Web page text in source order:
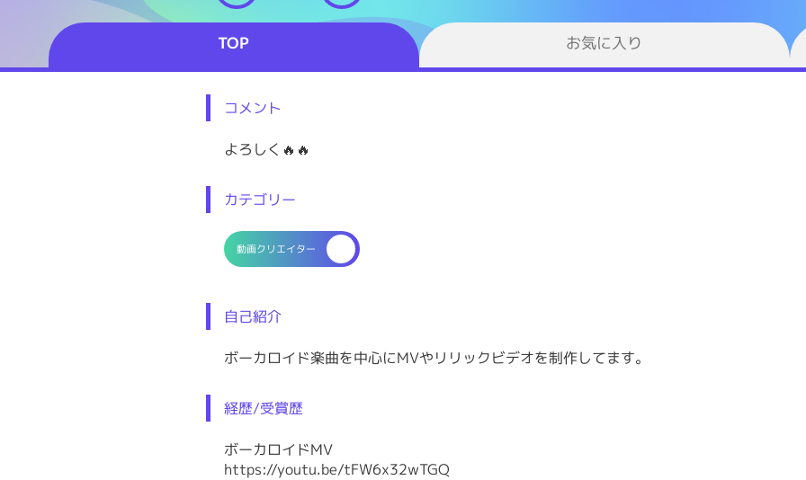
TOP お気に入り
コメント
よろしく🔥🔥
カテゴリー
動画クリエイター
自己紹介
ボーカロイド楽曲を中心にMVやリリックビデオを制作してます。
経歴/受賞歴
ボーカロイドMV
https://youtu.be/tFW6x32wTGQ